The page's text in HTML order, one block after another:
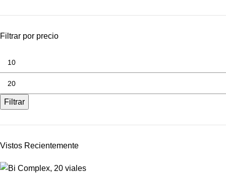
Filtrar por precio
Filtrar
Vistos Recientemente